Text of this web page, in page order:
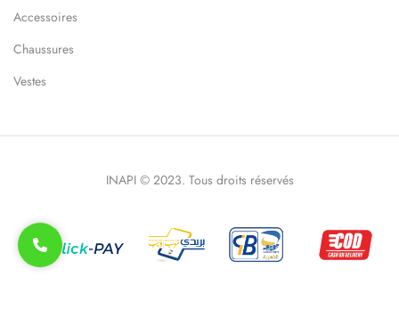
Accessoires
Chaussures
Vestes
INAPI © 2023. Tous droits réservés